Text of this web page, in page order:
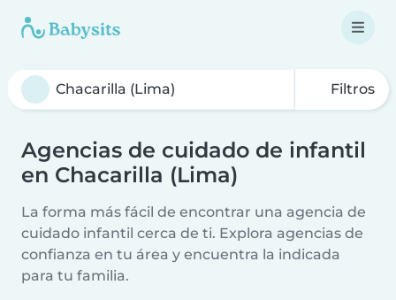
Filtros
Agencias de cuidado de infantil
en Chacarilla (Lima)
La forma más fácil de encontrar una agencia de
cuidado infantil cerca de ti. Explora agencias de
confianza en tu área y encuentra la indicada
para tu familia.